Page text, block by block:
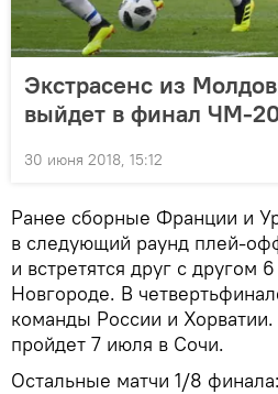
Экстрасенс из
выйдет в финал ЧМ-
30 июня 2018, 15:12
Ранее сборные Франции и
в следующий раунд плей-
и встретятся друг с другом
Новгороде. В
команды России и
пройдет 7 июля в Сочи.
Остальные матчи 1/8